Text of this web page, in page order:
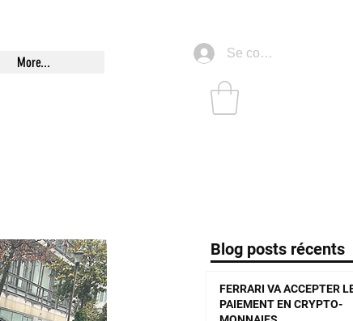
More...
Se connecter
Blog posts récents
FERRARI VA ACCEPTER
PAIEMENT EN CRYPTO-